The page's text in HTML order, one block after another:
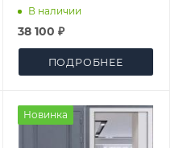
БЕЛЫЙ
В наличии
38 100 ₽
ПОДРОБНЕЕ
Новинка